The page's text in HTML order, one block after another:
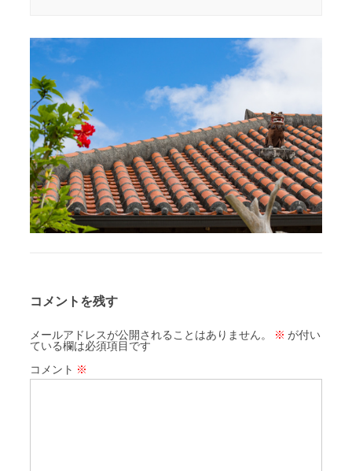
コメントを残す
メールアドレスが公開されることはありません。 ※ が付い
ている欄は必須項目です
コメント ※